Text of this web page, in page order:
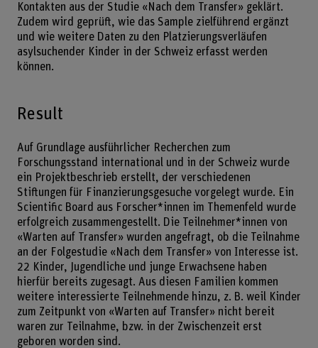
Kontakten aus der Studie «Nach dem Transfer» geklärt.
Zudem wird geprüft, wie das Sample zielführend ergänzt
und wie weitere Daten zu den Platzierungsverläufen
asylsuchender Kinder in der Schweiz erfasst werden
können.
Result
Auf Grundlage ausführlicher Recherchen zum
Forschungsstand international und in der Schweiz wurde
ein Projektbeschrieb erstellt, der verschiedenen
Stiftungen für Finanzierungsgesuche vorgelegt wurde. Ein
Scientific Board aus Forscher*innen im Themenfeld wurde
erfolgreich zusammengestellt. Die Teilnehmer*innen von
«Warten auf Transfer» wurden angefragt, ob die Teilnahme
an der Folgestudie «Nach dem Transfer» von Interesse ist.
22 Kinder, Jugendliche und junge Erwachsene haben
hierfür bereits zugesagt. Aus diesen Familien kommen
weitere interessierte Teilnehmende hinzu, z. B. weil Kinder
zum Zeitpunkt von «Warten auf Transfer» nicht bereit
waren zur Teilnahme, bzw. in der Zwischenzeit erst
geboren worden sind.